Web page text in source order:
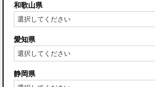
和歌山県
愛知県
静岡県